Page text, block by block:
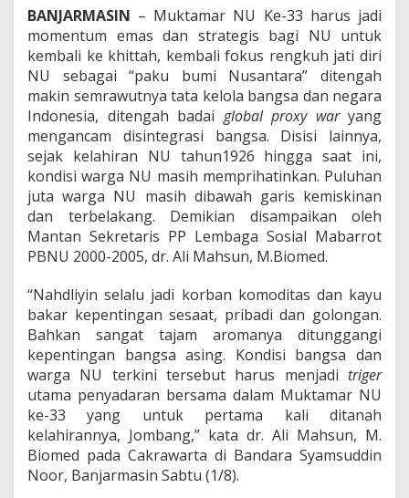
m
u
P
B
N
U
P
r
o
e
s
i
o
n
l
B
u
a
n
a
r
i
K
y
a
BANJARMASIN – Muktamar NU Ke-33 harus jadi
momentum emas dan strategis bagi NU untuk
kembali ke khittah, kembali fokus rengkuh jati diri
NU sebagai “paku bumi Nusantara” ditengah
makin semrawutnya tata kelola bangsa dan negara
Indonesia, ditengah badai global proxy waryang
mengancam disintegrasi bangsa. Disisi lainnya,
sejak kelahiran NU tahun1926 hingga saat ini,
kondisi warga NU masih memprihatinkan. Puluhan
juta warga NU masih dibawah garis kemiskinan
dan terbelakang. Demikian disampaikan oleh
Mantan Sekretaris PP Lembaga Sosial Mabarrot
PBNU 2000-2005, dr. Ali Mahsun, M.Biomed.
“Nahdliyin selalu jadi korban komoditas dan kayu
bakar kepentingan sesaat, pribadi dan golongan.
Bahkan sangat tajam aromanya ditunggangi
kepentingan bangsa asing. Kondisi bangsa dan
warga NU terkini tersebut harus menjadi triger
utama penyadaran bersama dalam Muktamar NU
ke-33 yang untuk pertama kali ditanah
kelahirannya, Jombang,” kata dr. Ali Mahsun, M.
Biomed pada Cakrawarta di Bandara Syamsuddin
Noor, Banjarmasin Sabtu (1/8).